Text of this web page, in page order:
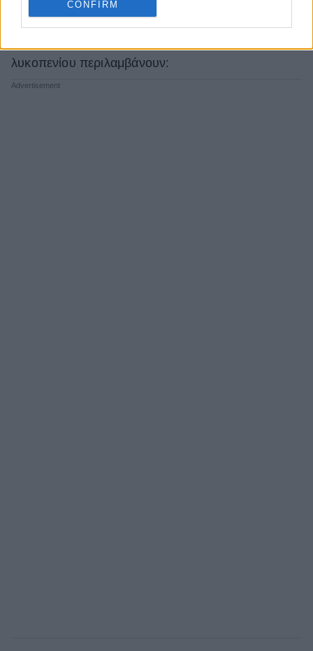
CONFIRM
μπορούν να συμβάλουν σημαντικά στη συνολική
υγεία. Μερικά από τα οφέλη που έχουν συνδεθεί με
λυκοπενίου περιλαμβάνουν: